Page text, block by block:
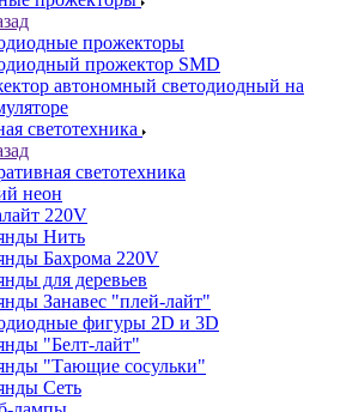
прожекторы
прожектор SMD
автономный светодиодный на
светотехника
светотехника
неон
220V
Нить
Бахрома 220V
для деревьев
Занавес "плей-лайт"
фигуры 2D и 3D
"Белт-лайт"
"Тающие сосульки"
Сеть